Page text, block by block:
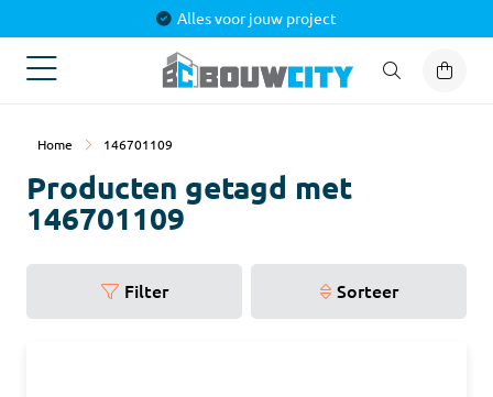
Alles voor jouw project
Home 146701109
Producten getagd met
146701109
Filter Sorteer